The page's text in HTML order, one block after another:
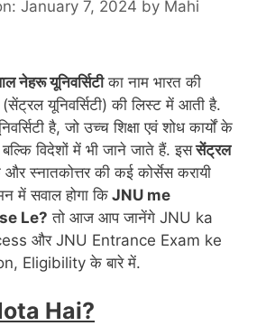
January 7, 2024 by Mahi
नेहरू यूनिवर्सिटीका नाम भारत की
(सेंट्रल यूनिवर्सिटी) की लिस्ट में आती है.
है, जो उच्च शिक्षा एवं शोध कार्यों के
बल्कि विदेशों में भी जाने जाते हैं. इससेंट्रल
स्नातकोत्तर की कई कोर्सेस करायी
में सवाल होगा कि JNU me
Le? तो आज आप जानेंगे JNU ka
और JNU Entrance Exam ke
Eligibility के बारे में.
Hai?